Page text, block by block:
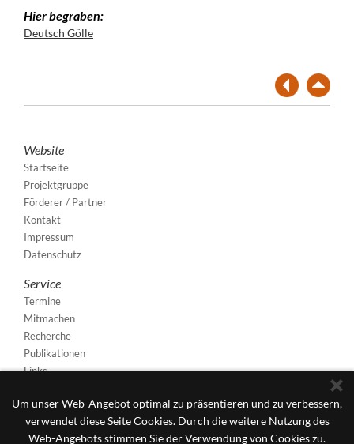
Um unser Web-Angebot optimal zu präsentieren und zu verbessern,
verwendet diese Seite Cookies. Durch die weitere Nutzung des
Web-Angebots stimmen Sie der Verwendung von Cookies zu.
Hier begraben:
Deutsch Gölle
Website
Startseite
Projektgruppe
Förderer / Partner
Kontakt
Impressum
Datenschutz
Service
Termine
Mitmachen
Recherche
Publikationen
Links